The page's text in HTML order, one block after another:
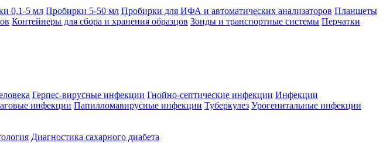
0,1-5 мл Пробирки 5-50 мл Пробирки для ИФА и автоматических анализаторов Планшеты
Контейнеры для сбора и хранения образцов Зонды и транспортные системы Перчатки
Герпес-вирусные инфекции Гнойно-септические инфекции Инфекции
инфекции Папилломавирусные инфекции Туберкулез Урогенитальные инфекции
Диагностика сахарного диабета